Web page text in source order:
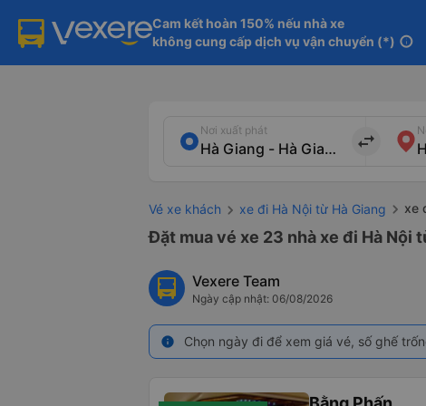
Cam kết hoàn 150% nếu nhà xe
không cung cấp dịch vụ vận chuyển (*) info
Nơi xuất phát
import_export
Vé xe khách xe đi Hà Nội từ Hà Giang xe
Đặt mua vé xe 23 nhà xe đi Hà Nội
Vexere Team
Ngày cập nhật: 06/08/2026
info Chọn ngày đi để xem giá vé, số ghế